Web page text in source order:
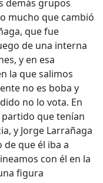
demás grupos
mucho que cambió
que fue
de una interna
y en esa
la que salimos
no es boba y
no lo vota. En
que tenían
y Jorge Larrañaga
que él iba a
con él en la
figura